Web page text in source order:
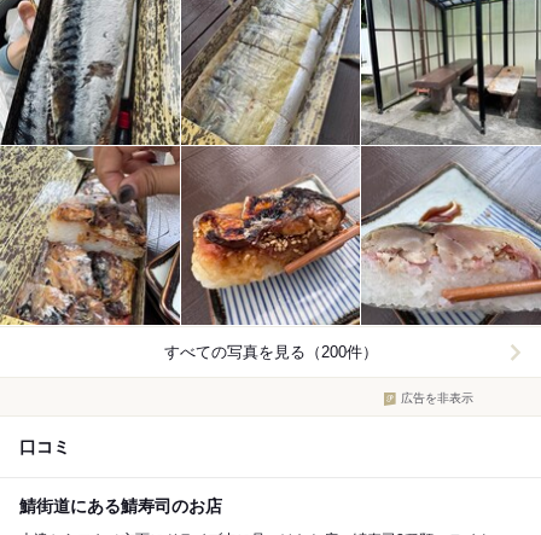
すべての写真を見る（200件）
広告を非表示
口コミ
鯖街道にある鯖寿司のお店